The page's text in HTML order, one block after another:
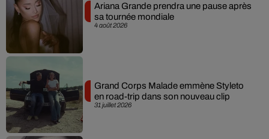
4 août 2026
Ariana Grande prendra une pause après
sa tournée mondiale
31 juillet 2026
Grand Corps Malade emmène Styleto
en road-trip dans son nouveau clip